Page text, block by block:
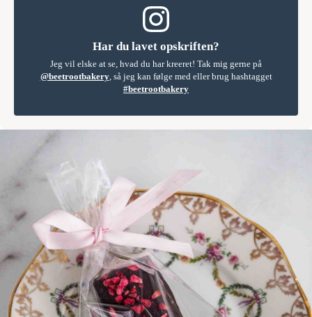
Har du lavet opskriften?
Jeg vil elske at se, hvad du har kreeret! Tak mig gerne på
@beetrootbakery, så jeg kan følge med eller brug hashtagget
#beetrootbakery